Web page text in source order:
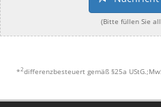
(Bitte füllen Sie
*2differenzbesteuert gemäß §25a